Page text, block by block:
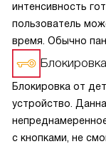
интенсивность
пользователь
время. Обычно
настроек для
на медленном
посуды вок.
Блокировка от
устройство.
с кнопками, не